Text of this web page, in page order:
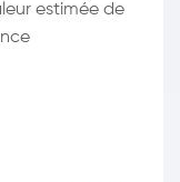
estimée de